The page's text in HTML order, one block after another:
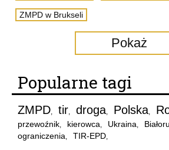
ZMPD w Brukseli
Pokaż
Popularne tagi
ZMPD, tir, droga, Polska,
przewoźnik, kierowca, Ukraina,
ograniczenia, TIR-EPD,